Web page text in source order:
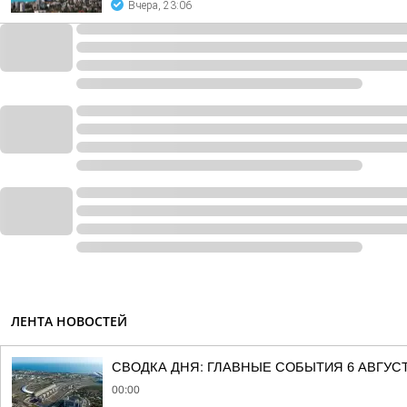
Вчера, 23:06
ЛЕНТА НОВОСТЕЙ
СВОДКА ДНЯ: ГЛАВНЫЕ СОБЫТИЯ 6
00:00